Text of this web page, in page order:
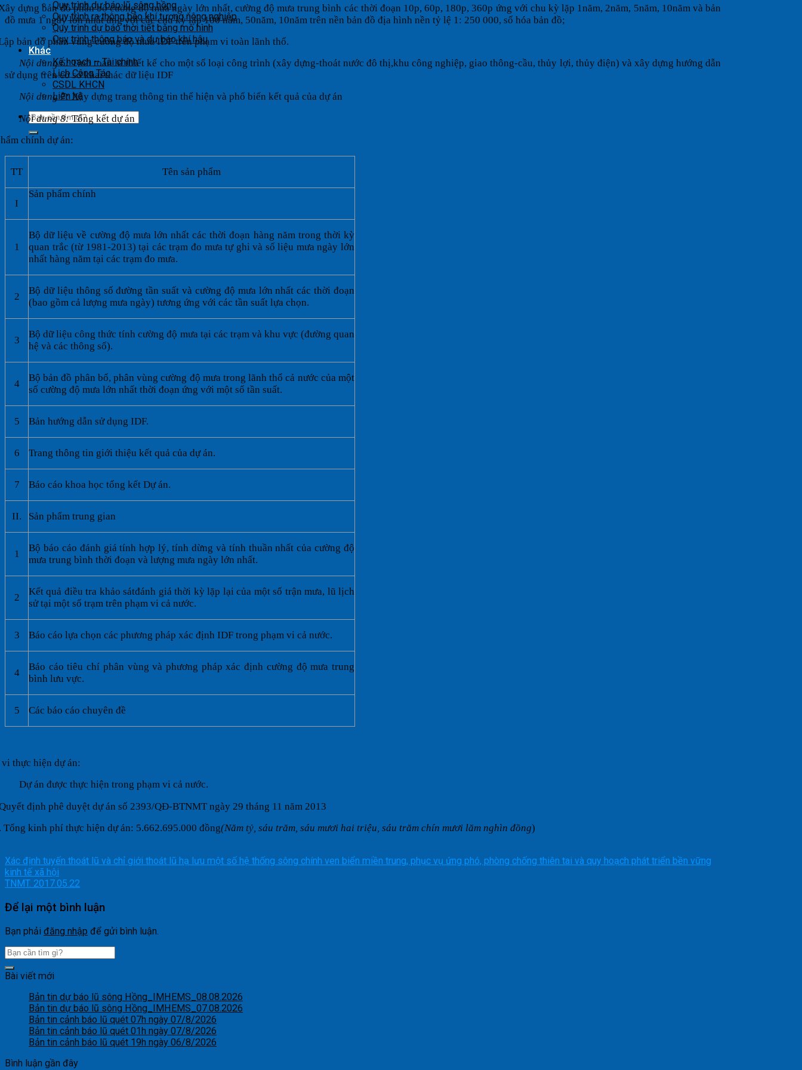
Quy trình dự báo lũ sông hồng
Quy trình ra thông báo khí tượng nông nghiệp
Quy trình dự báo thời tiết bằng mô hình
Quy trình thông báo và dự báo khí hậu
Khác
Kế hoạch – Tài chính
Lịch Công Tác
CSDL KHCN
Liên hệ
dựng bản đồ phân bố cường độ mưa ngày lớn nhất, cường độ mưa trung bình các thời đoạn 10p, 60p, 180p, 360p ứng với chu kỳ lặp 1năm, 2năm, 5năm, 10năm và bản
đồ mưa 1 ngày lớn nhất ứng với các chu kỳ lặp 100 năm, 50năm, 10năm trên nền bản đồ địa hình nền tỷ lệ 1: 250 000, số hóa bản đồ;
bản đồ phân vùng cường độ mưa IDF trên phạm vi toàn lãnh thổ.
Nội dung 6:Tính toán lũ thiết kế cho một số loại công trình (xây dựng-thoát nước đô thị,khu công nghiệp, giao thông-cầu, thủy lợi, thủy điện) và xây dựng hướng dẫn
sử dụng trên cơ sở khai thác dữ liệu IDF
Nội dung 7:Xây dựng trang thông tin thể hiện và phổ biến kết quả của dự án
Nội dung 8:Tổng kết dự án
chính dự án:
TT Tên sản phẩm
I
Sản phẩm chính
1
Bộ dữ liệu về cường độ mưa lớn nhất các thời đoạn hàng năm trong thời kỳ
quan trắc (từ 1981-2013) tại các trạm đo mưa tự ghi và số liệu mưa ngày lớn
nhất hàng năm tại các trạm đo mưa.
2
Bộ dữ liệu thông số đường tần suất và cường độ mưa lớn nhất các thời đoạn
(bao gồm cả lượng mưa ngày) tương ứng với các tần suất lựa chọn.
3
Bộ dữ liệu công thức tính cường độ mưa tại các trạm và khu vực (đường quan
hệ và các thông số).
4
Bộ bản đồ phân bố, phân vùng cường độ mưa trong lãnh thổ cả nước của một
số cường độ mưa lớn nhất thời đoạn ứng với một số tần suất.
5 Bản hướng dẫn sử dụng IDF.
6 Trang thông tin giới thiệu kết quả của dự án.
7 Báo cáo khoa học tổng kết Dự án.
II. Sản phẩm trung gian
1
Bộ báo cáo đánh giá tính hợp lý, tính dừng và tính thuần nhất của cường độ
mưa trung bình thời đoạn và lượng mưa ngày lớn nhất.
2
Kết quả điều tra khảo sátđánh giá thời kỳ lặp lại của một số trận mưa, lũ lịch
sử tại một số trạm trên phạm vi cả nước.
3 Báo cáo lựa chọn các phương pháp xác định IDF trong phạm vi cả nước.
4
Báo cáo tiêu chí phân vùng và phương pháp xác định cường độ mưa trung
bình lưu vực.
5 Các báo cáo chuyên đề
vi thực hiện dự án:
Dự án được thực hiện trong phạm vi cả nước.
định phê duyệt dự án số 2393/QĐ-BTNMT ngày 29 tháng 11 năm 2013
Tổng kinh phí thực hiện dự án: 5.662.695.000 đồng(Năm tỷ, sáu trăm, sáu mươi hai triệu, sáu trăm chín mươi lăm nghìn đồng)
Xác định tuyến thoát lũ và chỉ giới thoát lũ hạ lưu một số hệ thống sông chính ven biển miền trung, phục vụ ứng phó, phòng chống thiên tai và quy hoạch phát triển bền vững
kinh tế xã hội
TNMT. 2017.05.22
Để lại một bình luận
Bạn phải đăng nhập để gửi bình luận.
Bài viết mới
Bản tin dự báo lũ sông Hồng_IMHEMS_08.08.2026
Bản tin dự báo lũ sông Hồng_IMHEMS_07.08.2026
Bản tin cảnh báo lũ quét 07h ngày 07/8/2026
Bản tin cảnh báo lũ quét 01h ngày 07/8/2026
Bản tin cảnh báo lũ quét 19h ngày 06/8/2026
Bình luận gần đây